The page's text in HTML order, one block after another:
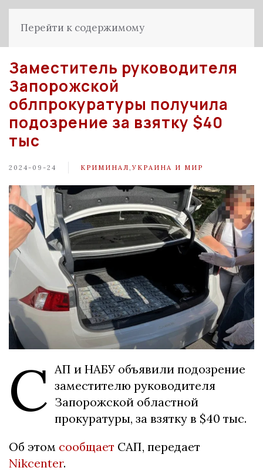
Перейти к содержимому
Заместитель руководителя
Запорожской
облпрокуратуры получила
подозрение за взятку $40
тыс
2024-09-24 КРИМИНАЛ УКРАИНА И МИР
С АП и НАБУ объявили подозрение
заместителю руководителя
Запорожской областной
прокуратуры, за взятку в $40 тыс.
Об этом сообщает САП, передает
Nikcenter.